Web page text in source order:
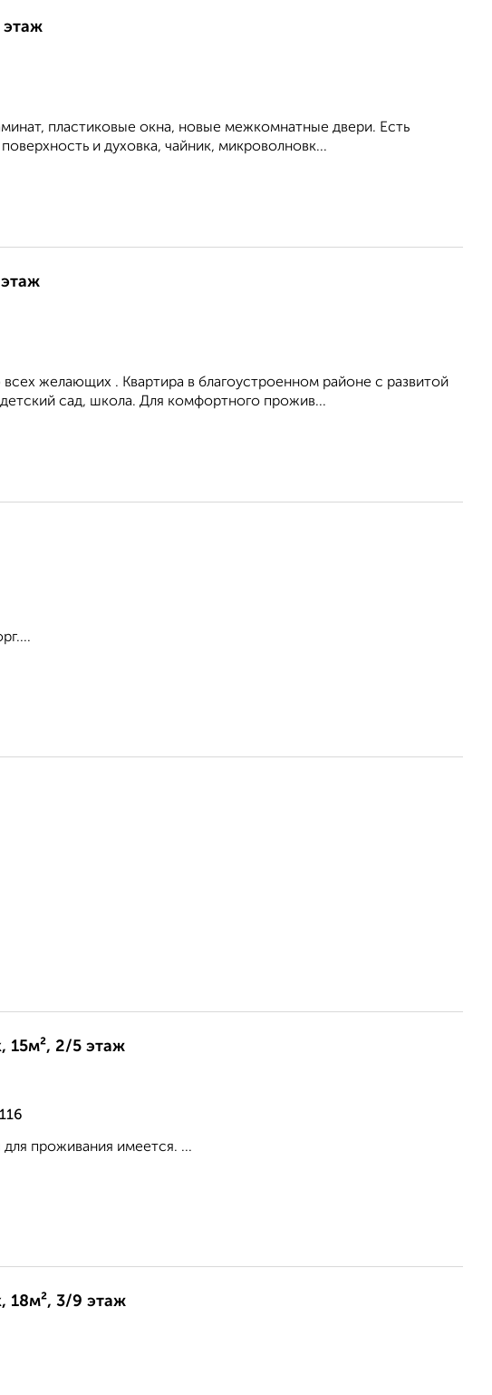
этаж
пластиковые окна, новые межкомнатные двери. Есть
и духовка, чайник, микроволновк...
желающих . Квартира в благоустроенном районе с развитой
сад, школа. Для комфортного прожив...
15м², 2/5 этаж
проживания имеется. ...
18м², 3/9 этаж